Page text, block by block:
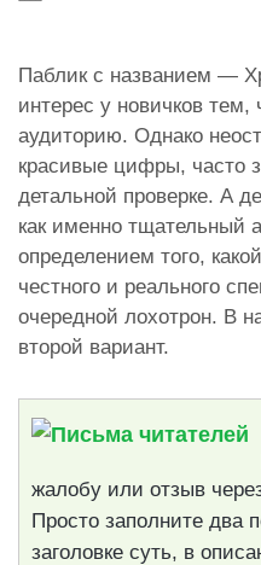
Паблик с названием —
интерес у новичков
аудиторию. Однако
красивые цифры, часто
детальной проверке. А
как именно тщательный
определением того,
честного и реального
очередной лохотрон. В
второй вариант.
жалобу или отзыв
Просто заполните два
заголовке суть, в